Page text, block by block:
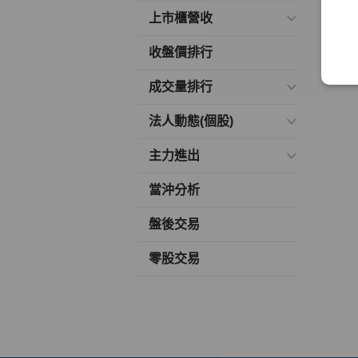
上市櫃營收
收盤價排行
成交量排行
法人動態(個股)
主力進出
當沖分析
盤後交易
零股交易